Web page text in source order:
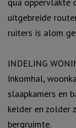
uitgebreide
ruiters is alom
INDELING
Inkomhal,
slaapkamers en
kelder en zolder
bergruimte.